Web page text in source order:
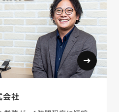
会社